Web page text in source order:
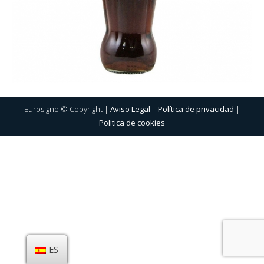
Eurosigno © Copyright | Aviso Legal | Política de privacidad |
Politica de cookies
ES